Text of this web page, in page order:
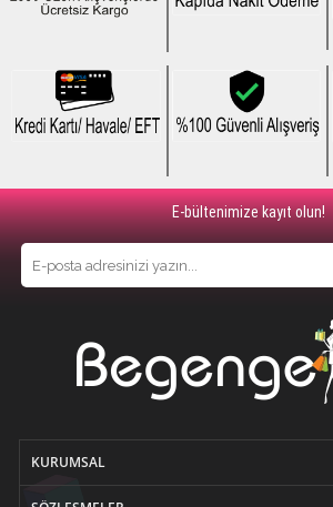
E-bültenimize kayıt olun!
KURUMSAL